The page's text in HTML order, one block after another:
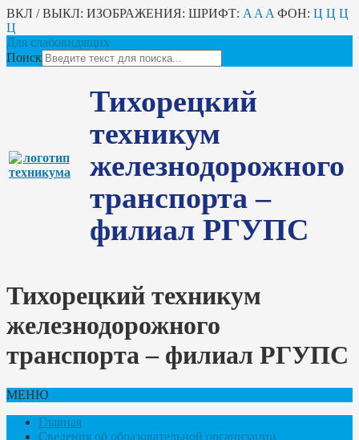
ВКЛ / ВЫКЛ: ИЗОБРАЖЕНИЯ: ШРИФТ: A A A ФОН: Ц Ц Ц
Ц
Для слабовидящих
Поиск
Тихорецкий
техникум
железнодорожного
транспорта –
филиал РГУПС
Тихорецкий техникум
железнодорожного
транспорта – филиал РГУПС
МЕНЮ
Главная
Сведения об образовательной организации